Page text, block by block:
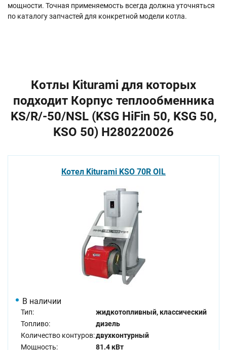
мощности. Точная применяемость всегда должна уточняться
по каталогу запчастей для конкретной модели котла.
Котлы Kiturami для которых
подходит Корпус теплообменника
KS/R/-50/NSL (KSG HiFin 50, KSG 50,
KSO 50) H280220026
Котел Kiturami KSO 70R OIL
В наличии
Тип:
жидкотопливный, классический
Топливо:
дизель
Количество контуров:двухконтурный
Мощность:
81.4 кВт